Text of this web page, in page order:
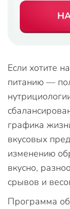
Если хотите
питанию —
графика
вкусовых
изменению
вкусно,
срывов и
Программа